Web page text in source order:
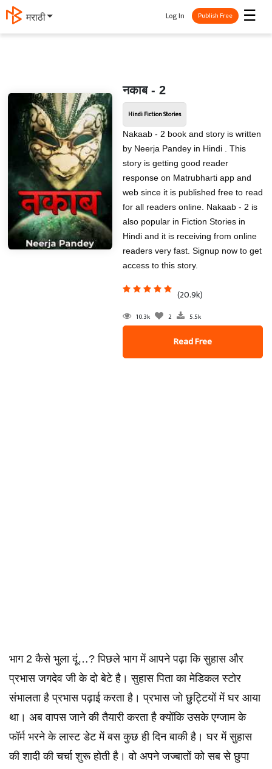
मराठी ☰
Log In Publish Free
नकाब - 2
Hindi Fiction Stories
Nakaab - 2 book and story is written
by Neerja Pandey in Hindi . This
story is getting good reader
response on Matrubharti app and
web since it is published free to read
for all readers online. Nakaab - 2 is
also popular in Fiction Stories in
Hindi and it is receiving from online
readers very fast. Signup now to get
access to this story.
(20.9k)
10.3k 2 5.5k
Read Free
भाग 2 कैसे भुला दूं…? पिछले भाग में आपने पढ़ा कि सुहास और
प्रभास जगदेव जी के दो बेटे है। सुहास पिता का मेडिकल स्टोर
संभालता है प्रभास पढ़ाई करता है। प्रभास जो छुट्टियों में घर आया
था। अब वापस जाने की तैयारी करता है क्योंकि उसके एग्जाम के
फॉर्म भरने के लास्ट डेट में बस कुछ ही दिन बाकी है। घर में सुहास
की शादी की चर्चा शुरू होती है। वो अपने जज्बातों को सब से छुपा